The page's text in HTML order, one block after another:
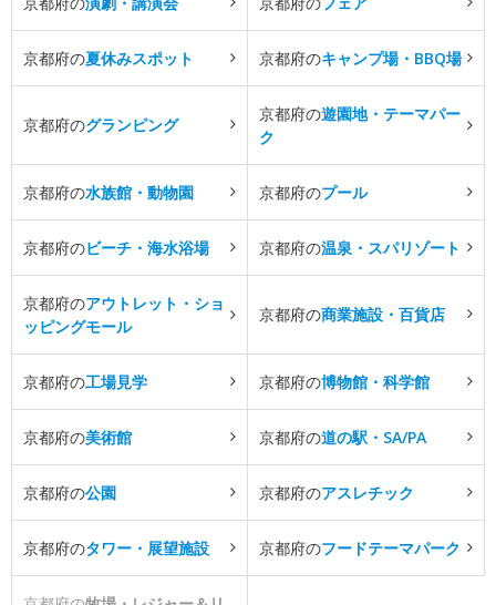
京都府の夏休みスポット 京都府のキャンプ場・BBQ場
京都府のグランピング
京都府の遊園地・テーマパー
ク
京都府の水族館・動物園 京都府のプール
京都府のビーチ・海水浴場 京都府の温泉・スパリゾート
京都府のアウトレット・ショ
ッピングモール
京都府の商業施設・百貨店
京都府の工場見学 京都府の博物館・科学館
京都府の美術館 京都府の道の駅・SA/PA
京都府の公園 京都府のアスレチック
京都府のタワー・展望施設 京都府のフードテーマパーク